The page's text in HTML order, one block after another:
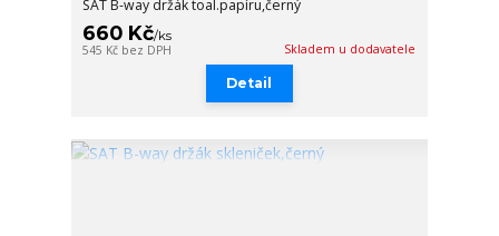
SAT B-way držák toal.papíru,černý
660 Kč/ks
545 Kč bez DPH Skladem u dodavatele
Detail